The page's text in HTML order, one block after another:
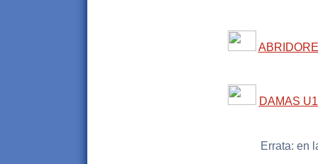
DAMAS
Errata: en